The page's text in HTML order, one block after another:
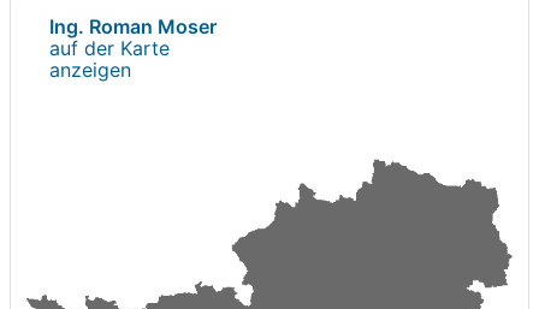
Ing. Roman Moser
auf der Karte
anzeigen